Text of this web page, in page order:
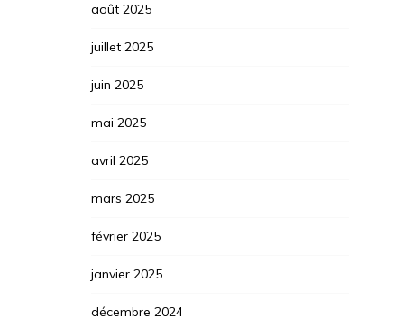
août 2025
juillet 2025
juin 2025
mai 2025
avril 2025
mars 2025
février 2025
janvier 2025
décembre 2024